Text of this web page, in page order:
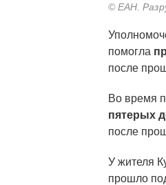
© ЕАН.
помогла
после
Во время
пятерых
после
У жителя
прошло